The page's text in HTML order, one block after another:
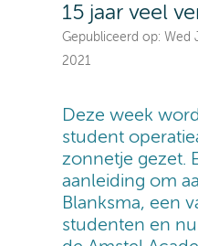
15 jaar veel
Gepubliceerd op: Wed
2021
Deze week
student
zonnetje gezet.
aanleiding om
Blanksma, een
studenten en